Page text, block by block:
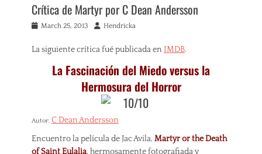
Crítica de Martyr por C Dean Andersson
PostedMarch 25, 2013 Author
Hendricka
La siguiente crítica fué publicada en IMDB.
La Fascinación del Miedo versus la
Hermosura del Horror
Autor: C Dean Andersson
Encuentro la película de Jac Avila, Martyr or the Death
of Saint Eulalia, hermosamente fotografiada y